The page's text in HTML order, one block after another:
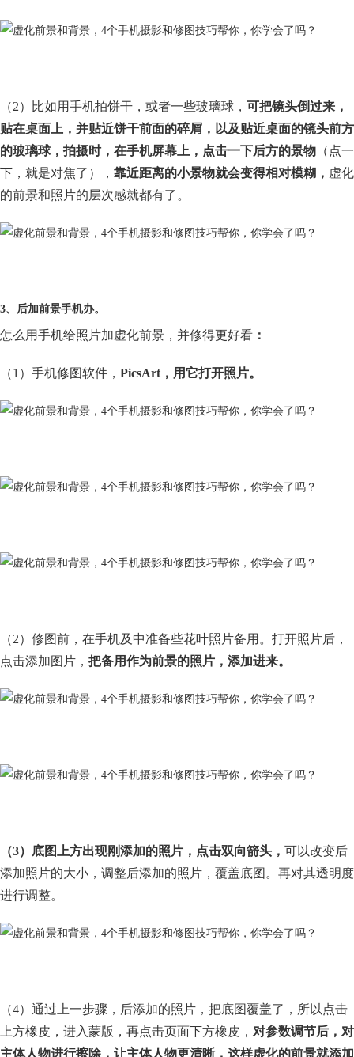
（2）比如用手机拍饼干，或者一些玻璃球， 可把镜头倒过来，
贴在桌面上，并贴近饼干前面的碎屑，以及贴近桌面的镜头前方
的玻璃球，拍摄时，在手机屏幕上，点击一下后方的景物 （点一
下，就是对焦了）， 靠近距离的小景物就会变得相对模糊， 虚化
的前景和照片的层次感就都有了。
3、后加前景手机办。
怎么用手机给照片加虚化前景，并修得更好看 ：
（1）手机修图软件， PicsArt，用它打开照片。
（2）修图前，在手机及中准备些花叶照片备用。打开照片后，
点击添加图片， 把备用作为前景的照片，添加进来。
（3）底图上方出现刚添加的照片，点击双向箭头， 可以改变后
添加照片的大小，调整后添加的照片，覆盖底图。再对其透明度
进行调整。
（4）通过上一步骤，后添加的照片，把底图覆盖了，所以点击
上方橡皮，进入蒙版，再点击页面下方橡皮， 对参数调节后，对
主体人物进行擦除，让主体人物更清晰，这样虚化的前景就添加